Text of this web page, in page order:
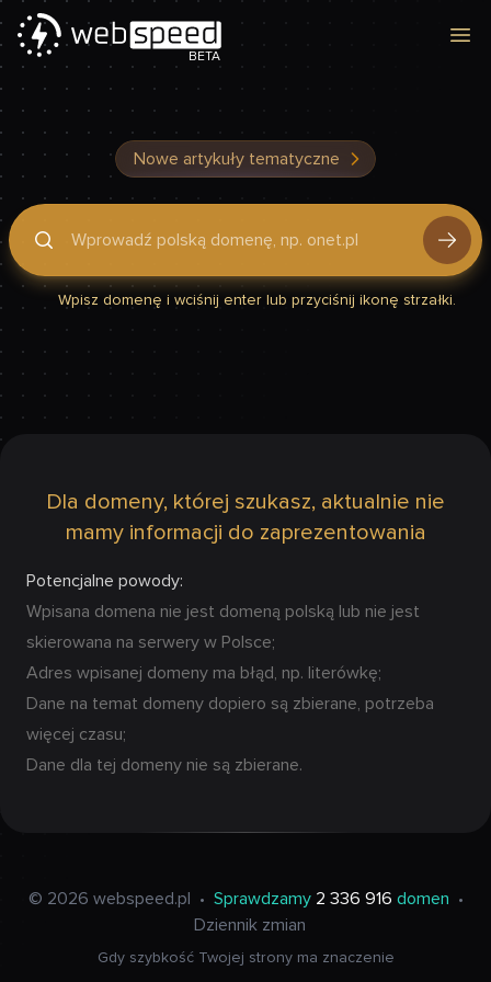
BETA
Nowe artykuły tematyczne
Podaj domenę, by sprawdzić, czy Twoja strona jest szybka
Wpisz domenę i wciśnij enter lub przyciśnij ikonę strzałki.
Dla domeny, której szukasz, aktualnie nie
mamy informacji do zaprezentowania
Potencjalne powody:
Wpisana domena nie jest domeną polską lub nie jest
skierowana na serwery w Polsce;
Adres wpisanej domeny ma błąd, np. literówkę;
Dane na temat domeny dopiero są zbierane, potrzeba
więcej czasu;
Dane dla tej domeny nie są zbierane.
© 2026 webspeed.pl • Sprawdzamy 2 336 916 domen
•
Dziennik zmian
Gdy szybkość Twojej strony ma znaczenie